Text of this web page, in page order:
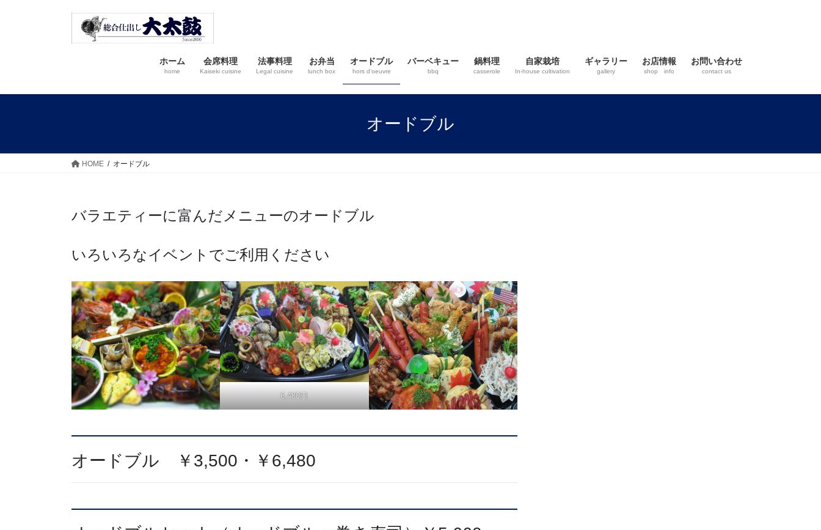
ス
ン
ホーム
home
会席料理
Kaiseki cuisine
法事料理
Legal cuisine
お弁当
lunch box
オードブル
hors d’oeuvre
バーベキュー
bbq
鍋料理
casserole
自家栽培
In-house cultivation
ギャラリー
gallery
お店情報
shop info
お問い合わせ
contact us
オードブル
HOME オードブル
バラエティーに富んだメニューのオードブル
いろいろなイベントでご利用ください
6,480円
オードブル ￥3,500・￥6,480